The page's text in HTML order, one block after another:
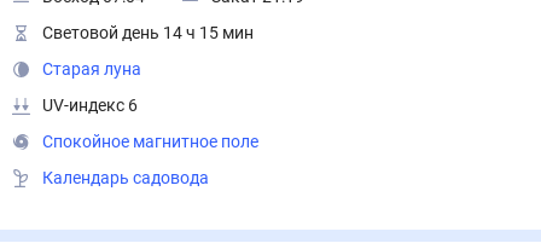
Световой день 14 ч 15 мин
Старая луна
UV-индекс 6
Спокойное магнитное поле
Календарь садовода